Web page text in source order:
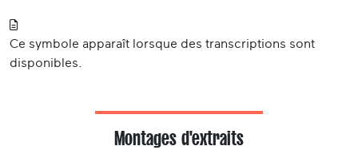
Ce symbole apparaît lorsque des transcriptions sont
disponibles.
Montages d'extraits